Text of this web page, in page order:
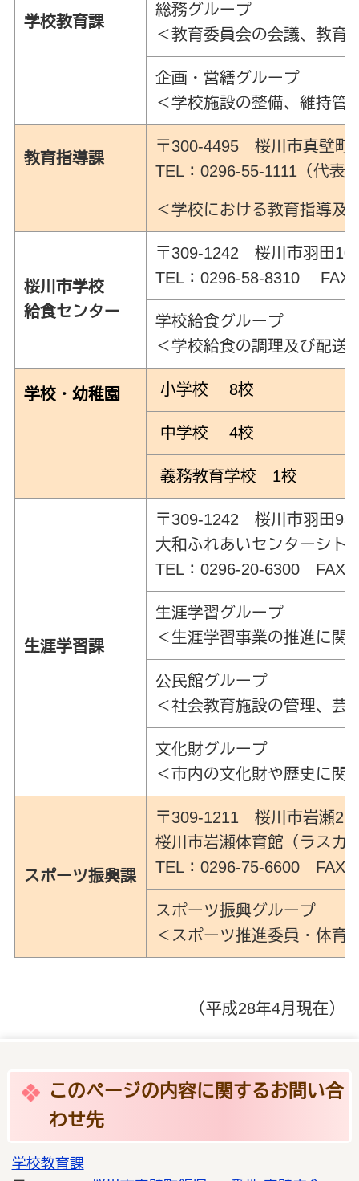
学校教育課
総務グループ
＜教育委員会の会議、教育
企画・営繕グループ
＜学校施設の整備、維持管
教育指導課
〒300-4495 桜川市真壁
TEL：0296-55-1111（代
＜学校における教育指導及
桜川市学校
給食センター
〒309-1242 桜川市羽田
TEL：0296-58-8310
学校給食グループ
＜学校給食の調理及び配送
学校・幼稚園 小学校 8校
中学校 4校
義務教育学校 1校
生涯学習課
〒309-1242 桜川市羽田
大和ふれあいセンターシト
TEL：0296-20-6300
生涯学習グループ
＜生涯学習事業の推進に関
公民館グループ
＜社会教育施設の管理、芸
文化財グループ
＜市内の文化財や歴史に関
スポーツ振興課
〒309-1211 桜川市岩瀬
桜川市岩瀬体育館（ラスカ
TEL：0296-75-6600
スポーツ振興グループ
＜スポーツ推進委員・体育
（平成28年4月現在）
このページの内容に関するお問い合
わせ先
学校教育課